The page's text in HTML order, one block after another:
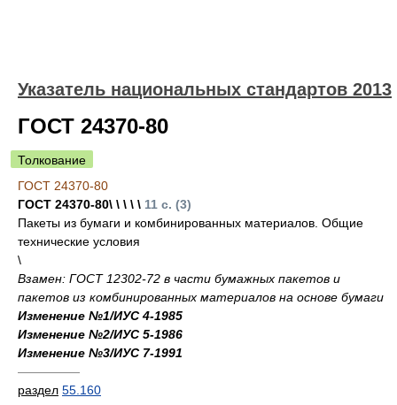
Указатель национальных стандартов 2013
ГОСТ 24370-80
Толкование
ГОСТ 24370-80
ГОСТ 24370-80\ \ \ \ \ 11 с. (3)
Пакеты из бумаги и комбинированных материалов. Общие
технические условия
\
Взамен: ГОСТ 12302-72 в части бумажных пакетов и
пакетов из комбинированных материалов на основе бумаги
Изменение №1/ИУС 4-1985
Изменение №2/ИУС 5-1986
Изменение №3/ИУС 7-1991
—————
раздел 55.160